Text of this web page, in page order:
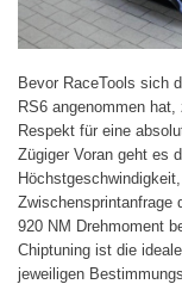
Bevor RaceTools sich
RS6 angenommen
Respekt für eine
Zügiger Voran geht es
Zwischensprintanfrage
920 NM Drehmoment
Chiptuning ist die
jeweiligen